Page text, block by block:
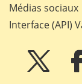
Médias sociaux
Interface (API)